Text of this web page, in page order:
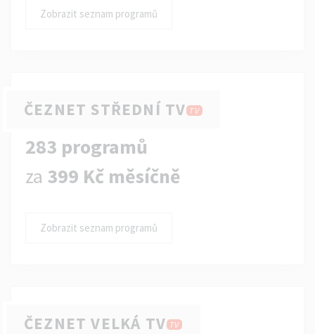
Zobrazit seznam programů
ČEZNET STŘEDNÍ TV TV
283 programů
za 399 Kč měsíčně
Zobrazit seznam programů
ČEZNET VELKÁ TV TV